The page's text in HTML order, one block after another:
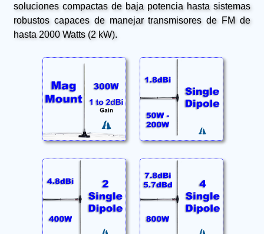
soluciones compactas de baja potencia hasta sistemas
robustos capaces de manejar transmisores de FM de
hasta 2000 Watts (2 kW).